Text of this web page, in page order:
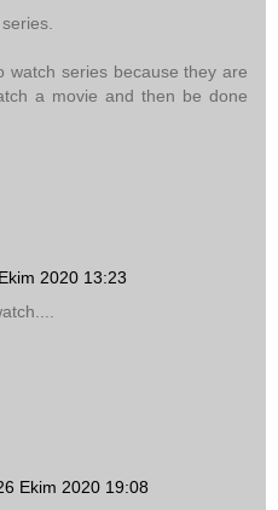
watch series because they are
a movie and then be done
2020 13:23
Ekim 2020 19:08